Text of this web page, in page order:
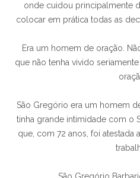
onde cuidou principalmente
colocar em prática todas as
Era um homem de oração.
que não tenha vivido
São Gregório era um homem
tinha grande intimidade com o
que, com 72 anos, foi atestada